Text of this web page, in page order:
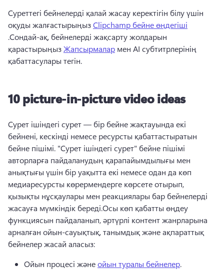
Суреттегі бейнелерді қалай жасау керектігін білу үшін
оқуды жалғастырыңыз Clipchamp бейне өңдегіші
.Сондай-ақ, бейнелерді жақсарту жолдарын
қарастырыңыз Жапсырмалар мен AI субтитрлерінің
қабаттасулары тегін.
10 picture-in-picture video ideas
Сурет ішіндегі сурет — бір бейне жақтауында екі
бейнені, кескінді немесе ресурсты қабаттастыратын
бейне пішімі. "Сурет ішіндегі сурет" бейне пішімі
авторларға пайдаланудың қарапайымдылығы мен
анықтығы үшін бір уақытта екі немесе одан да көп
медиаресурсты көрермендерге көрсете отырып,
қызықты нұсқаулары мен реакциялары бар бейнелерді
жасауға мүмкіндік береді.Осы көп қабатты өңдеу
функциясын пайдаланып, әртүрлі контент жанрларына
арналған ойын-сауықтық, танымдық және ақпараттық
бейнелер жасай аласыз:
Ойын процесі және ойын туралы бейнелер.